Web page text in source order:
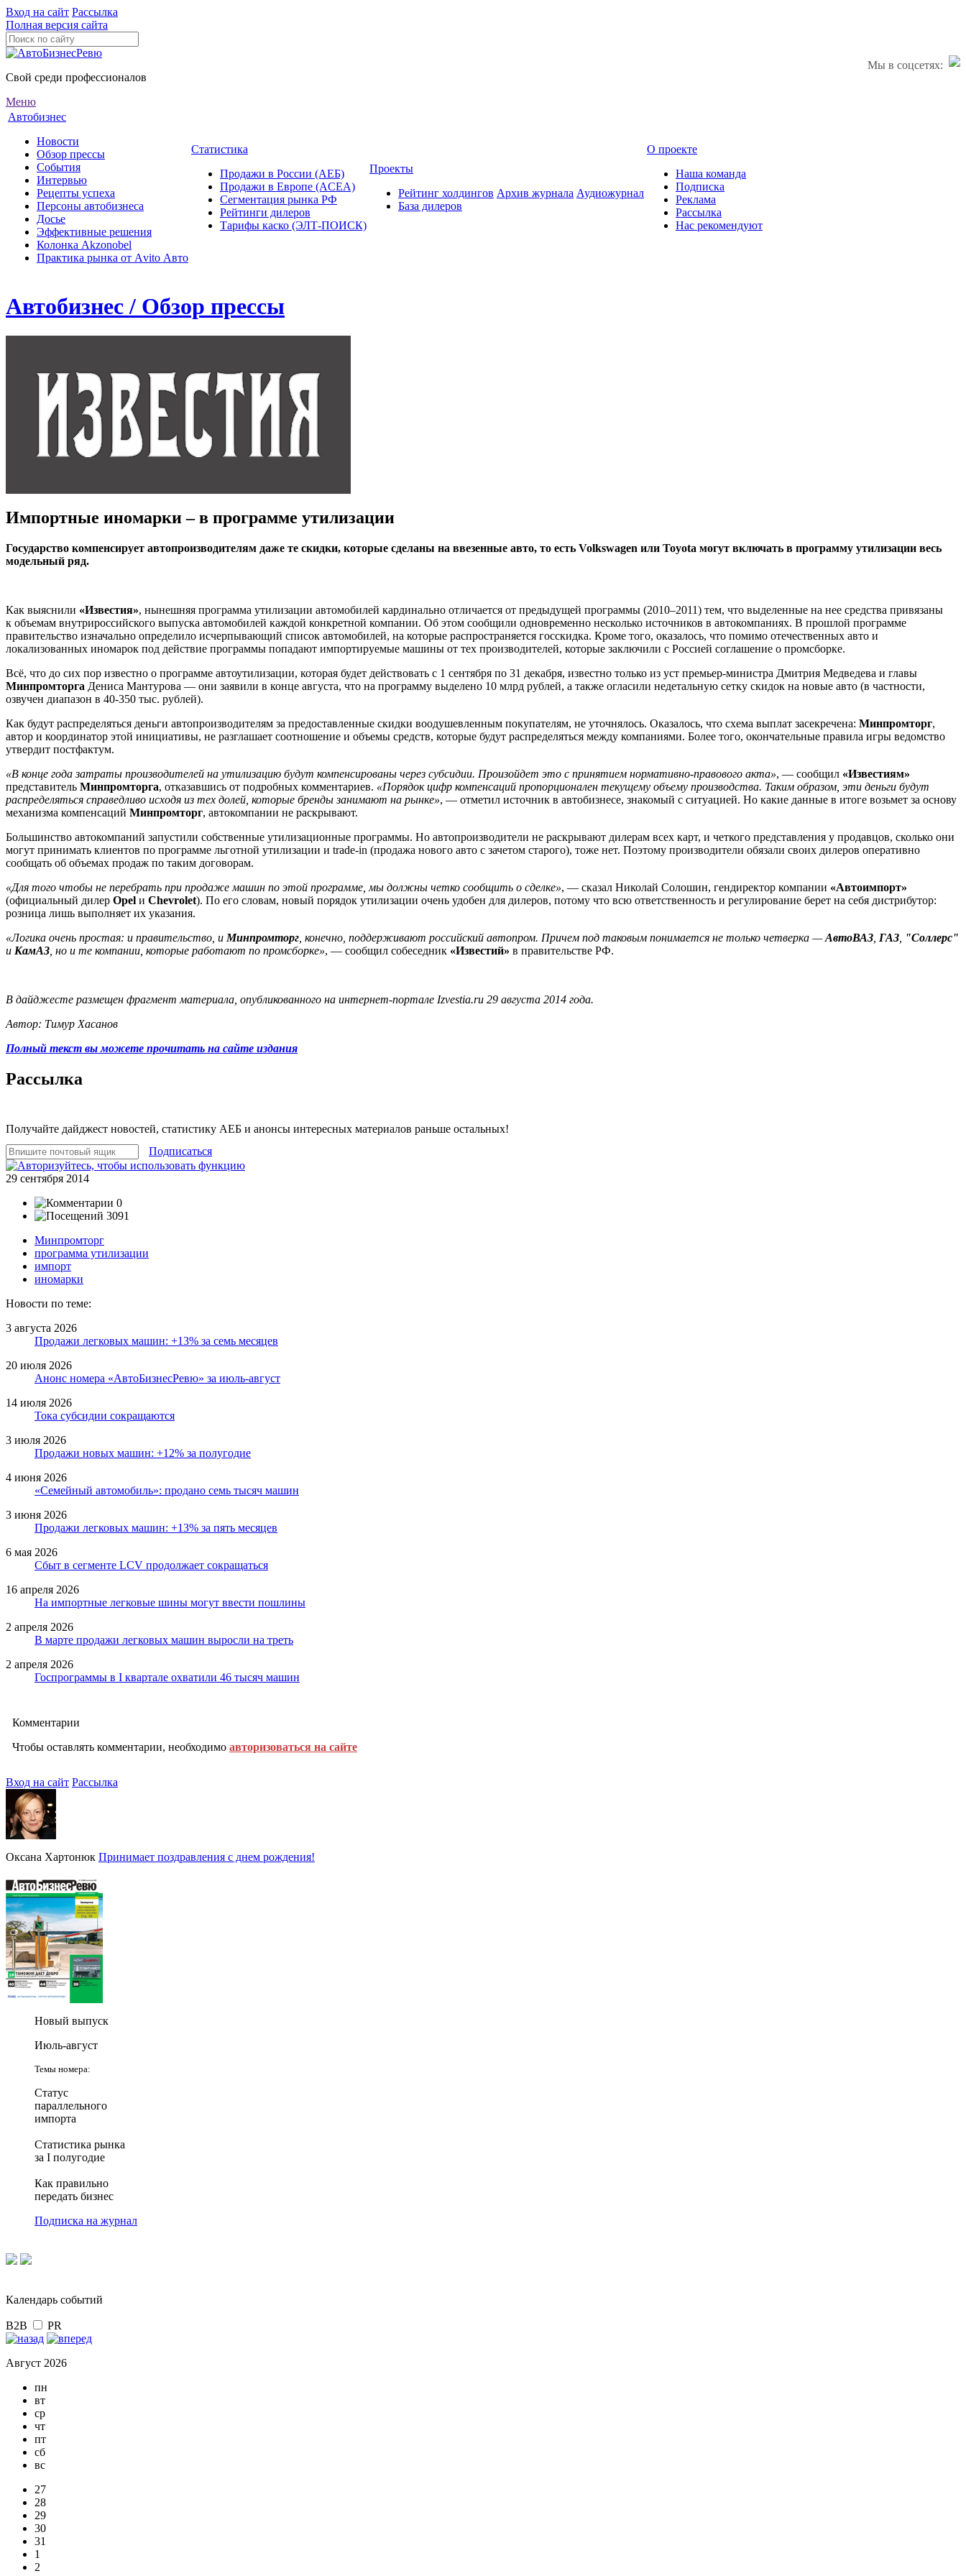
Вход на сайт Рассылка
Полная версия сайта
Мы в соцсетях:
Свой среди профессионалов
Меню
Автобизнес
Новости
Обзор прессы
События
Интервью
Рецепты успеха
Персоны автобизнеса
Досье
Эффективные решения
Колонка Akzonobel
Практика рынка от Аvito Авто
Статистика
Продажи в России (АЕБ)
Продажи в Европе (ACEA)
Сегментация рынка РФ
Рейтинги дилеров
Тарифы каско (ЭЛТ-ПОИСК)
Проекты
Рейтинг холдингов
База дилеров
Архив журнала Аудиожурнал
О проекте
Наша команда
Подписка
Реклама
Рассылка
Нас рекомендуют
Автобизнес / Обзор прессы
Импортные иномарки – в программе утилизации
Государство компенсирует автопроизводителям даже те скидки, которые сделаны на ввезенные авто, то есть Volkswagen или Toyota могут включать в программу утилизации весь
модельный ряд.
Как выяснили «Известия», нынешняя программа утилизации автомобилей кардинально отличается от предыдущей программы (2010–2011) тем, что выделенные на нее средства привязаны
к объемам внутрироссийского выпуска автомобилей каждой конкретной компании. Об этом сообщили одновременно несколько источников в автокомпаниях. В прошлой программе
правительство изначально определило исчерпывающий список автомобилей, на которые распространяется госскидка. Кроме того, оказалось, что помимо отечественных авто и
локализованных иномарок под действие программы попадают импортируемые машины от тех производителей, которые заключили с Россией соглашение о промсборке.
Всё, что до сих пор известно о программе автоутилизации, которая будет действовать с 1 сентября по 31 декабря, известно только из уст премьер-министра Дмитрия Медведева и главы
Минпромторга Дениса Мантурова — они заявили в конце августа, что на программу выделено 10 млрд рублей, а также огласили недетальную сетку скидок на новые авто (в частности,
озвучен диапазон в 40-350 тыс. рублей).
Как будут распределяться деньги автопроизводителям за предоставленные скидки воодушевленным покупателям, не уточнялось. Оказалось, что схема выплат засекречена: Минпромторг,
автор и координатор этой инициативы, не разглашает соотношение и объемы средств, которые будут распределяться между компаниями. Более того, окончательные правила игры ведомство
утвердит постфактум.
«В конце года затраты производителей на утилизацию будут компенсированы через субсидии. Произойдет это с принятием нормативно-правового акта», — сообщил «Известиям»
представитель Минпромторга, отказавшись от подробных комментариев. «Порядок цифр компенсаций пропорционален текущему объему производства. Таким образом, эти деньги будут
распределяться справедливо исходя из тех долей, которые бренды занимают на рынке», — отметил источник в автобизнесе, знакомый с ситуацией. Но какие данные в итоге возьмет за основу
механизма компенсаций Минпромторг, автокомпании не раскрывают.
Большинство автокомпаний запустили собственные утилизационные программы. Но автопроизводители не раскрывают дилерам всех карт, и четкого представления у продавцов, сколько они
могут принимать клиентов по программе льготной утилизации и trade-in (продажа нового авто с зачетом старого), тоже нет. Поэтому производители обязали своих дилеров оперативно
сообщать об объемах продаж по таким договорам.
«Для того чтобы не перебрать при продаже машин по этой программе, мы должны четко сообщить о сделке», — сказал Николай Солошин, гендиректор компании «Автоимпорт»
(официальный дилер Opel и Chevrolet). По его словам, новый порядок утилизации очень удобен для дилеров, потому что всю ответственность и регулирование берет на себя дистрибутор:
розница лишь выполняет их указания.
«Логика очень простая: и правительство, и Минпромторг , конечно, поддерживают российский автопром. Причем под таковым понимается не только четверка —АвтоВАЗ ГАЗ "Соллерс"
и КамАЗ , но и те компании, которые работают по промсборке», — сообщил собеседник «Известий» в правительстве РФ.
В дайджесте размещен фрагмент материала, опубликованного на интернет-портале Izvestia.ru 29 августа 2014 года.
Автор: Тимур Хасанов
Полный текст вы можете прочитать на сайте издания
Рассылка
Получайте дайджест новостей, статистику АЕБ и анонсы интересных материалов раньше остальных!
Подписаться
29 сентября 2014
0
3091
Минпромторг
программа утилизации
импорт
иномарки
Новости по теме:
3 августа 2026
Продажи легковых машин: +13% за семь месяцев
20 июля 2026
Анонс номера «АвтоБизнесРевю» за июль-август
14 июля 2026
Тока субсидии сокращаются
3 июля 2026
Продажи новых машин: +12% за полугодие
4 июня 2026
«Семейный автомобиль»: продано семь тысяч машин
3 июня 2026
Продажи легковых машин: +13% за пять месяцев
6 мая 2026
Сбыт в сегменте LCV продолжает сокращаться
16 апреля 2026
На импортные легковые шины могут ввести пошлины
2 апреля 2026
В марте продажи легковых машин выросли на треть
2 апреля 2026
Госпрограммы в I квартале охватили 46 тысяч машин
Комментарии
Чтобы оставлять комментарии, необходимо авторизоваться на сайте
Вход на сайт Рассылка
Оксана Хартонюк Принимает поздравления с днем рождения!
Новый выпуск
Июль-август
Темы номера:
Статус
параллельного
импорта
Статистика рынка
за I полугодие
Как правильно
передать бизнес
Подписка на журнал
Календарь событий
B2B PR
Август 2026
пн
вт
ср
чт
пт
сб
вс
27
28
29
30
31
1
2